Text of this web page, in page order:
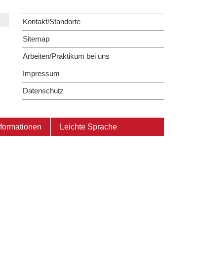
Kontakt/Standorte
Sitemap
Arbeiten/Praktikum bei uns
Impressum
Datenschutz
Leichte Sprache